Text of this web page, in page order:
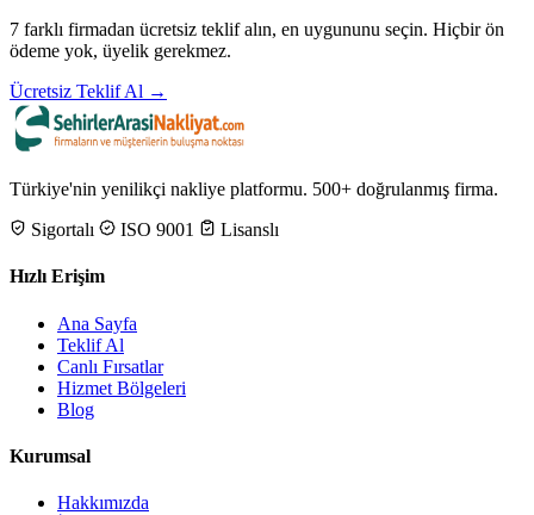
7 farklı firmadan ücretsiz teklif alın, en uygununu seçin. Hiçbir ön
ödeme yok, üyelik gerekmez.
Ücretsiz Teklif Al →
Türkiye'nin yenilikçi nakliye platformu. 500+ doğrulanmış firma.
Sigortalı
ISO 9001 Lisanslı
Hızlı Erişim
Ana Sayfa
Teklif Al
Canlı Fırsatlar
Hizmet Bölgeleri
Blog
Kurumsal
Hakkımızda